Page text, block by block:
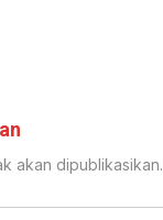
akan dipublikasikan.